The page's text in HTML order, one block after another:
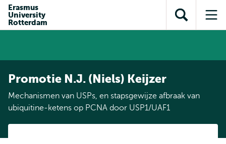
inhoud
Direct naar
subnavigatie
Erasmus
University
Rotterdam
Toon
zoekveld
Promotie N.J. (Niels) Keijzer
Mechanismen van USPs, en stapsgewijze afbraak van
ubiquitine-ketens op PCNA door USP1/UAF1